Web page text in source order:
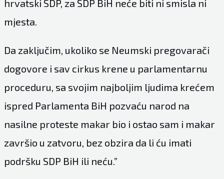
hrvatski SDP, za SDP BiH neće biti ni smisla ni
mjesta.
Da zaključim, ukoliko se Neumski pregovarači
dogovore i sav cirkus krene u parlamentarnu
proceduru, sa svojim najboljim ljudima krećem
ispred Parlamenta BiH pozvaću narod na
nasilne proteste makar bio i ostao sam i makar
završio u zatvoru, bez obzira da li ću imati
podršku SDP BiH ili neću.”